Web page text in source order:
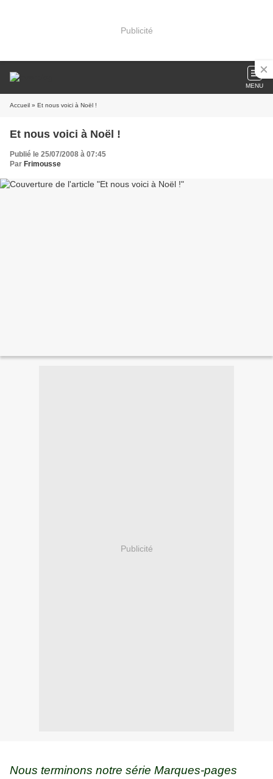
Publicité
MENU
Accueil » Et nous voici à Noël !
Et nous voici à Noël !
Publié le 25/07/2008 à 07:45
Par Frimousse
Publicité
Nous terminons notre série Marques-pages